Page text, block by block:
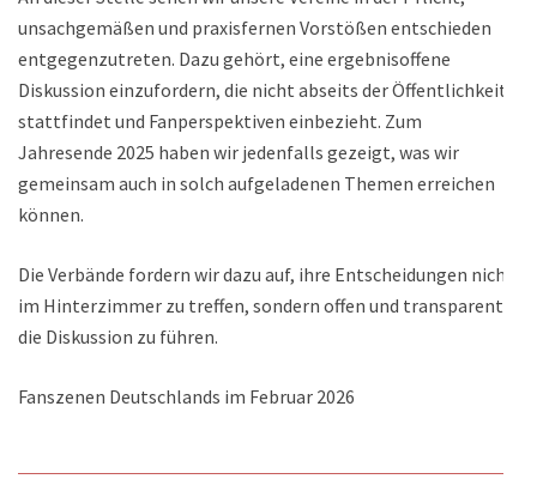
unsachgemäßen und praxisfernen Vorstößen entschieden
entgegenzutreten. Dazu gehört, eine ergebnisoffene
Diskussion einzufordern, die nicht abseits der Öffentlichkeit
stattfindet und Fanperspektiven einbezieht. Zum
Jahresende 2025 haben wir jedenfalls gezeigt, was wir
gemeinsam auch in solch aufgeladenen Themen erreichen
können.
Die Verbände fordern wir dazu auf, ihre Entscheidungen nicht
im Hinterzimmer zu treffen, sondern offen und transparent
die Diskussion zu führen.
Fanszenen Deutschlands im Februar 2026